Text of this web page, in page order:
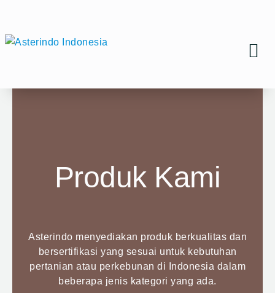
content
Produk Kami
Asterindo menyediakan produk berkualitas dan
bersertifikasi yang sesuai untuk kebutuhan
pertanian atau perkebunan di Indonesia dalam
beberapa jenis kategori yang ada.